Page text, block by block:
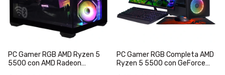
PC Gamer RGB AMD Ryzen 5
5500 con AMD Radeon
PC Gamer RGB Completa AMD
Ryzen 5 5500 con GeForce